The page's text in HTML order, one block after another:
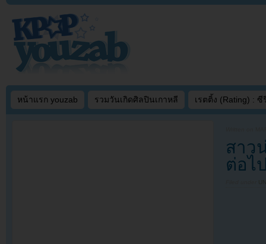
หน้าแรก youzab รวมวันเกิดศิลปินเกาหลี เรตติ้ง (Rating) : ซี
สาว
ต่อไ